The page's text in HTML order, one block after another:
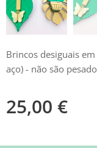
Brincos desiguais
aço) - não são
25,00 €